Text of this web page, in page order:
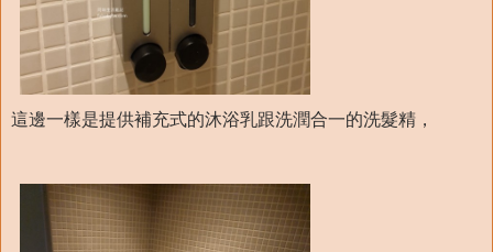
這邊一樣是提供補充式的沐浴乳跟洗潤合一的洗髮精，